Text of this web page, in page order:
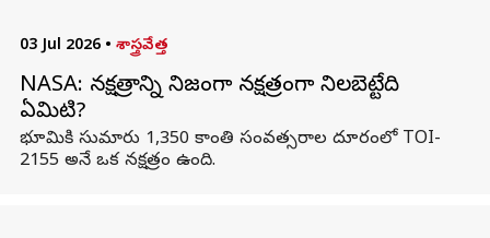
03 Jul 2026 • శాస్త్రవేత్త
NASA: నక్షత్రాన్ని నిజంగా నక్షత్రంగా నిలబెట్టేది
ఏమిటి?
భూమికి సుమారు 1,350 కాంతి సంవత్సరాల దూరంలో TOI-
2155 అనే ఒక నక్షత్రం ఉంది.